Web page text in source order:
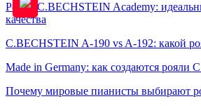
Рояли C.BECHSTEIN Academy:
качества
C.BECHSTEIN A-190 vs A-192: какой
Made in Germany: как создаются рояли
Почему мировые пианисты выбирают